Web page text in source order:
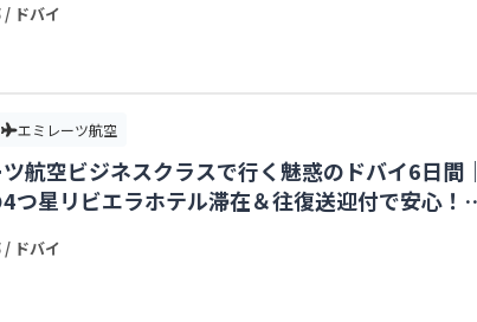
/ ドバイ
エミレーツ航空
航空ビジネスクラスで行く魅惑のドバイ6日間｜
つ星リビエラホテル滞在＆往復送迎付で安心！
/ ドバイ